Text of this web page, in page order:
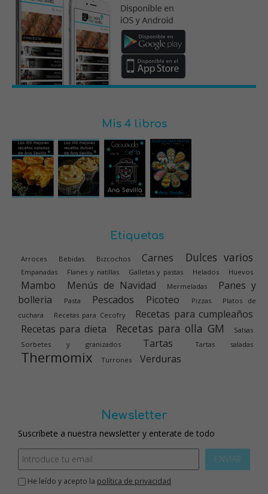
Mis 4 libros
Etiquetas
Arroces Bebidas Bizcochos Carnes Dulces varios
Empanadas Flanes y natillas Galletas y pastas Helados Huevos
Mambo Menús de Navidad Mermeladas
Panes y
bolleria
Pasta Pescados Picoteo Pizzas
Platos de
cuchara
Recetas para Cecofry
Recetas para cumpleaños
Recetas para dieta
Recetas para olla GM
Salsas
Sorbetes y granizados
Tartas Tartas saladas
Thermomix Turrones Verduras
Newsletter
Suscríbete a nuestra newsletter y enterate de todo
ENVIAR
He leído y acepto la política de privacidad